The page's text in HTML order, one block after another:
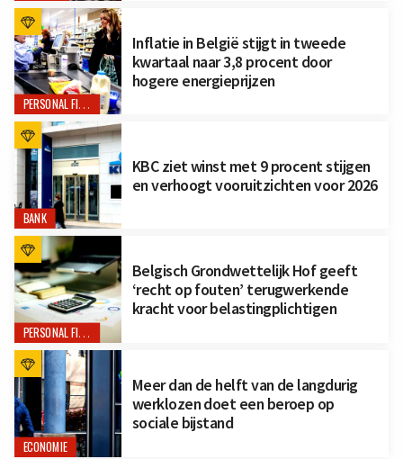
PERSONAL FINANCE
Inflatie in België stijgt in tweede
kwartaal naar 3,8 procent door
hogere energieprijzen
BANK
KBC ziet winst met 9 procent stijgen
en verhoogt vooruitzichten voor 2026
PERSONAL FINANCE
Belgisch Grondwettelijk Hof geeft
‘recht op fouten’ terugwerkende
kracht voor belastingplichtigen
ECONOMIE
Meer dan de helft van de langdurig
werklozen doet een beroep op
sociale bijstand